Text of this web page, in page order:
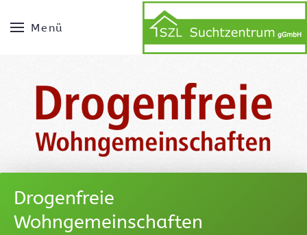
Menü
Drogenfreie
Wohngemeinschaften